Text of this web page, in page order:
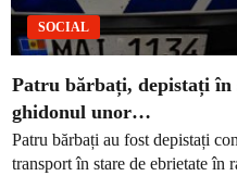
SOCIAL
Patru bărbați, depistați în
ghidonul unor…
Patru bărbați au fost depistați
transport în stare de ebrietate în